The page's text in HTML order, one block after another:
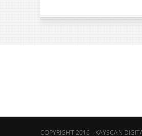
COPYRIGHT 2016 - KAYSCAN